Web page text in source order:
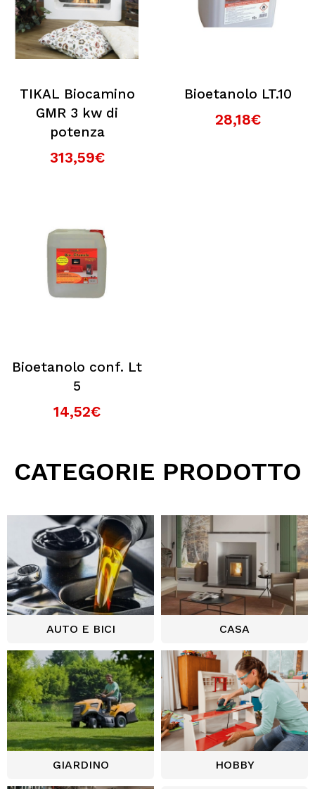
TIKAL Biocamino
GMR 3 kw di
potenza
313,59€
Bioetanolo LT.10
28,18€
Bioetanolo conf. Lt
5
14,52€
CATEGORIE PRODOTTO
AUTO E BICI CASA
GIARDINO HOBBY